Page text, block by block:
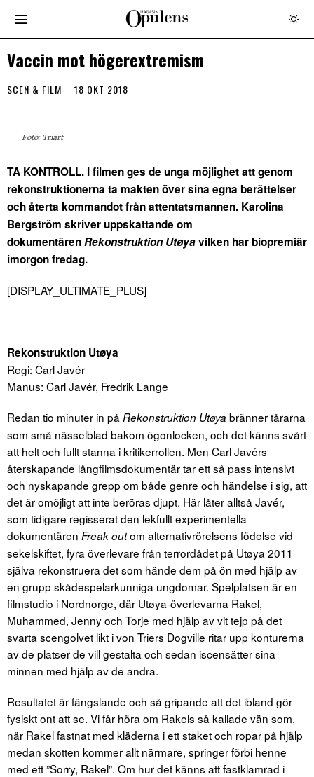
Vaccin mot högerextremism
SCEN & FILM 18 OKT 2018
Foto: Triart
TA KONTROLL. I filmen ges de unga möjlighet att genom
rekonstruktionerna ta makten över sina egna berättelser
och återta kommandot från attentatsmannen. Karolina
Bergström skriver uppskattande om
dokumentärenRekonstruktion Utøyavilken har biopremiär
imorgon fredag.
[DISPLAY_ULTIMATE_PLUS]
Rekonstruktion Utøya
Regi: Carl Javér
Manus: Carl Javér, Fredrik Lange
Redan tio minuter in på Rekonstruktion Utøya bränner tårarna
som små nässelblad bakom ögonlocken, och det känns svårt
att helt och fullt stanna i kritikerrollen. Men Carl Javérs
återskapande långfilmsdokumentär tar ett så pass intensivt
och nyskapande grepp om både genre och händelse i sig, att
det är omöjligt att inte beröras djupt. Här låter alltså Javér,
som tidigare regisserat den lekfullt experimentella
dokumentären Freak outom alternativrörelsens födelse vid
sekelskiftet, fyra överlevare från terrordådet på Utøya 2011
själva rekonstruera det som hände dem på ön med hjälp av
en grupp skådespelarkunniga ungdomar. Spelplatsen är en
filmstudio i Nordnorge, där Utøya-överlevarna Rakel,
Muhammed, Jenny och Torje med hjälp av vit tejp på det
svarta scengolvet likt i von Triers Dogville ritar upp konturerna
av de platser de vill gestalta och sedan iscensätter sina
minnen med hjälp av de andra.
Resultatet är fängslande och så gripande att det ibland gör
fysiskt ont att se. Vi får höra om Rakels så kallade vän som,
när Rakel fastnat med kläderna i ett staket och ropar på hjälp
medan skotten kommer allt närmare, springer förbi henne
med ett ”Sorry, Rakel”. Om hur det känns att fastklamrad i